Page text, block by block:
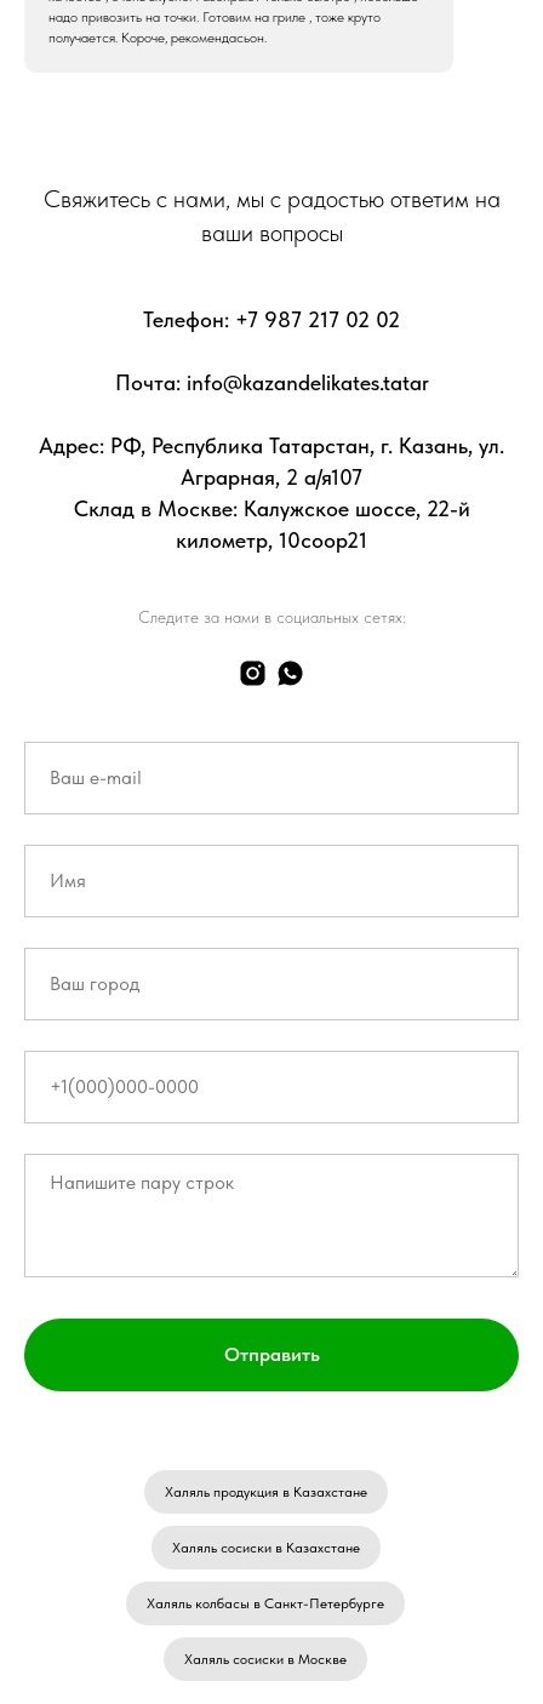
надо привозить на точки. Готовим на гриле , тоже круто
получается. Короче, рекомендасьон.
Свяжитесь с нами, мы с радостью ответим на
ваши вопросы
Телефон: +7 987 217 02 02
Почта: info@kazandelikates.tatar
Адрес: РФ, Республика Татарстан, г. Казань, ул.
Аграрная, 2 а/я107
Склад в Москве: Калужское шоссе, 22-й
километр, 10соор21
Следите за нами в социальных сетях:
Отправить
Халяль продукция в Казахстане
Халяль сосиски в Казахстане
Халяль колбасы в Санкт-Петербурге
Халяль сосиски в Москве